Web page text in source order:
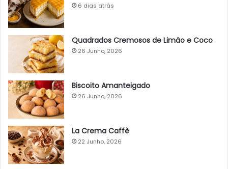
6 dias atrás
Quadrados Cremosos de Limão e Coco
26 Junho, 2026
Biscoito Amanteigado
26 Junho, 2026
La Crema Caffè
22 Junho, 2026